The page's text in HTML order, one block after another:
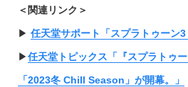
＜関連リンク＞
▶︎ 任天堂サポート「スプラトゥーン3
▶︎任天堂トピックス「『スプラトゥ
「2023冬 Chill Season」が開幕。」